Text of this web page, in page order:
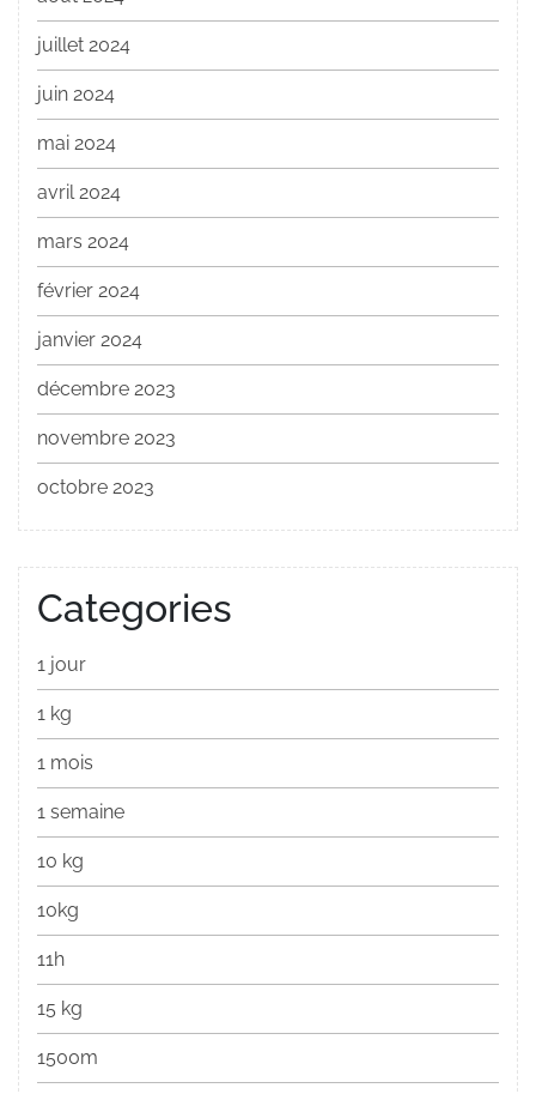
juillet 2024
juin 2024
mai 2024
avril 2024
mars 2024
février 2024
janvier 2024
décembre 2023
novembre 2023
octobre 2023
Categories
1 jour
1 kg
1 mois
1 semaine
10 kg
10kg
11h
15 kg
1500m